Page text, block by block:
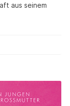
aus seinem